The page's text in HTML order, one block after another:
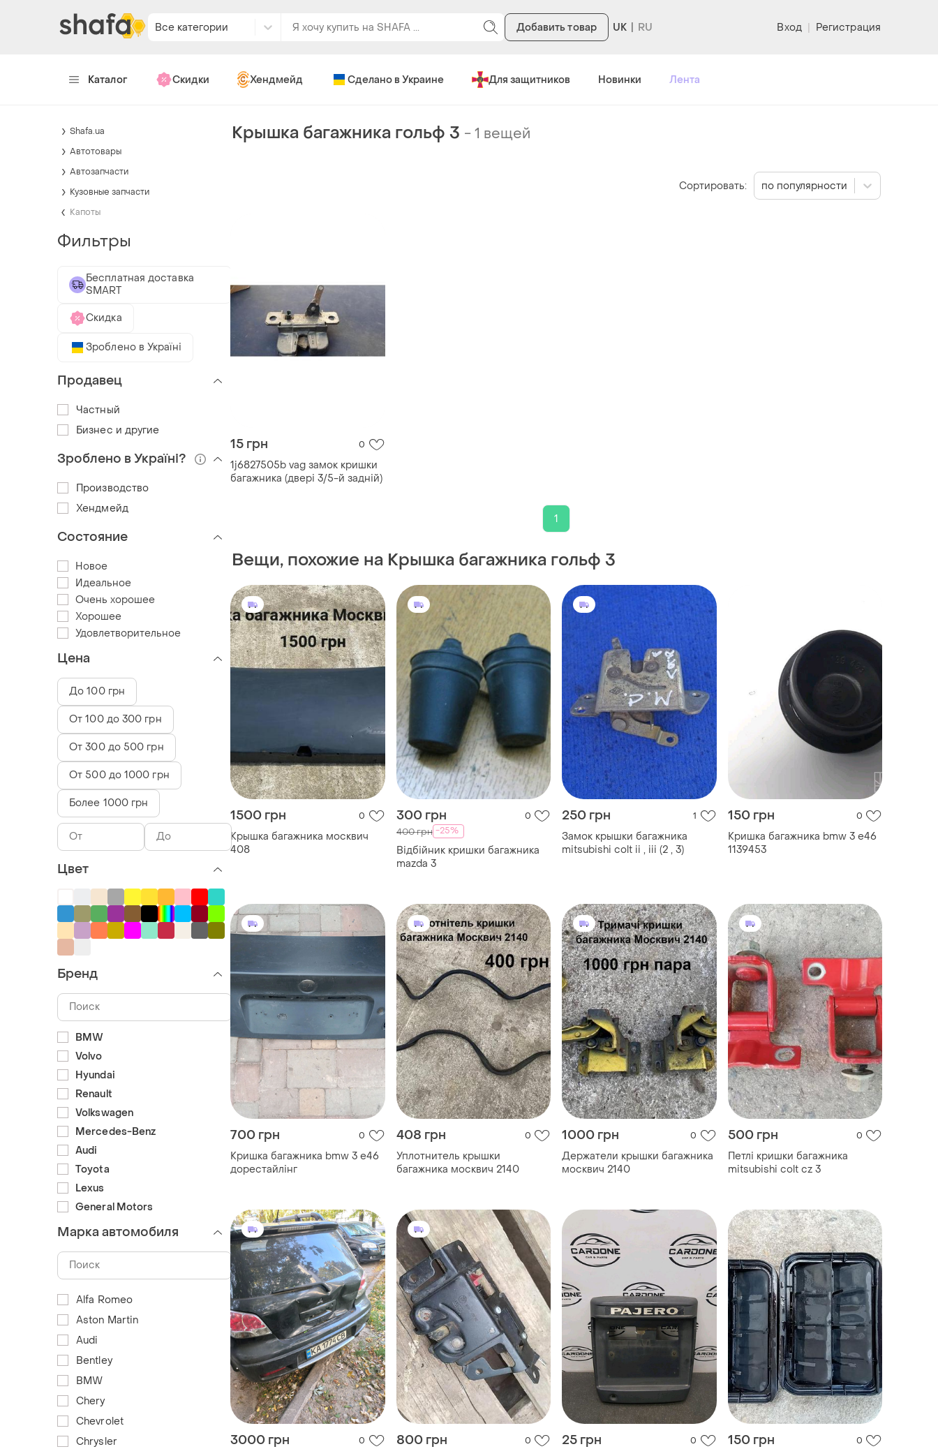
Все категории Добавить товар UK Вход | Регистрация
Каталог Скидки Хендмейд Сделано в Украине Для защитников Новинки Лента
Крышка багажника гольф 3 -1 вещей
15 грн 0
1j6827505b vag замок кришки
багажника (двері 3/5-й задній)
1
Вещи, похожие на Крышка багажника гольф 3
1500 грн 0
Крышка багажника москвич
408
300 грн 0
400 грн -25%
Відбійник кришки багажника
mazda 3
250 грн 1
Замок крышки багажника
mitsubishi colt ii , iii (2 , 3)
150 грн 0
Кришка багажника bmw 3 e46
1139453
700 грн 0
Кришка багажника bmw 3 e46
дорестайлінг
408 грн 0
Уплотнитель крышки
багажника москвич 2140
1000 грн 0
Держатели крышки багажника
москвич 2140
500 грн 0
Петлі кришки багажника
mitsubishi colt cz 3
3000 грн 0 800 грн 0 25 грн 0 150 грн 0
Сортировать: по популярности
Shafa.ua
Автотовары
Автозапчасти
Кузовные запчасти
Капоты
Фильтры
Бесплатная доставка
SMART
Скидка
Зроблено в Україні
Продавец
Частный
Бизнес и другие
Зроблено в Україні?
Производство
Хендмейд
Состояние
Новое
Идеальное
Очень хорошее
Хорошее
Удовлетворительное
Цена
До 100 грн
От 100 до 300 грн
От 300 до 500 грн
От 500 до 1000 грн
Более 1000 грн
Цвет
Бренд
BMW
Volvo
Hyundai
Renault
Volkswagen
Mercedes-Benz
Audi
Toyota
Lexus
General Motors
Марка автомобиля
Alfa Romeo
Aston Martin
Audi
Bentley
BMW
Chery
Chevrolet
Chrysler